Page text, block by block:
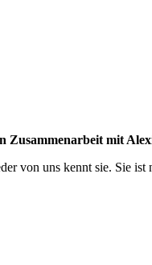
Zusammenarbeit mit
von uns kennt sie. Sie ist